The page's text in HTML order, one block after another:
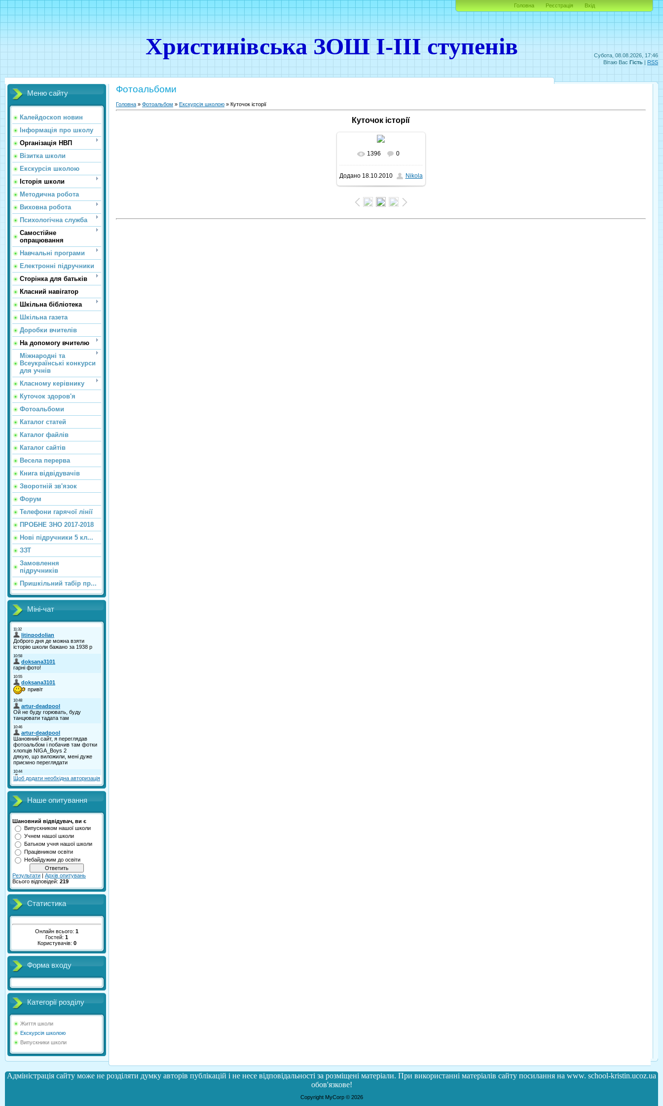
Субота, 08.08.2026, 17:46
Вітаю Вас Гість | RSS
Христинівська ЗОШ І-ІІІ ступенів
Головна Реєстрація Вхід
Меню сайту
Калейдоскоп новин
Інформація про школу
Організація НВП
Візитка школи
Екскурсія школою
Історія школи
Методична робота
Виховна робота
Психологічна служба
Самостійне
опрацювання
Навчальні програми
Електронні підручники
Сторінка для батьків
Класний навігатор
Шкільна бібліотека
Шкільна газета
Доробки вчителів
На допомогу вчителю
Міжнародні та
Всеукраїнські конкурси
для учнів
Класному керівнику
Куточок здоров'я
Фотоальбоми
Каталог статей
Каталог файлів
Каталог сайтiв
Весела перерва
Книга відвідувачів
Зворотній зв'язок
Форум
Телефони гарячої лінії
ПРОБНЕ ЗНО 2017-2018
Нові підручники 5 кл...
ЗЗТ
Замовлення
підручників
Пришкільний табір пр...
Міні-чат
Щоб додати необхідна авторизація
Наше опитування
Шановний відвідувач, ви є
Випускником нашої школи
Учнем нашої школи
Батьком учня нашої школи
Працівником освіти
Небайдужим до освіти
Результати | Архів опитувань
Всього відповідей: 219
Статистика
Онлайн всього: 1
Гостей: 1
Користувачів: 0
Форма входу
Категорії розділу
Життя школи
Екскурсія школою
Випускники школи
Фотоальбоми
Головна » Фотоальбом » Екскурсія школою » Куточок історії
Куточок історії
1396 0
Додано18.10.2010 Nikola
Адміністрація сайту може не розділяти думку авторів публікацій і не несе відповідальності за розміщені матеріали. При використанні матеріалів сайту посилання на www. school-kristin.ucoz.ua
обов'язкове!
Copyright MyCorp © 2026